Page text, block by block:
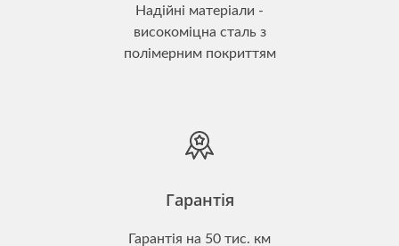
Надійні матеріали -
високоміцна сталь з
полімерним покриттям
Гарантія
Гарантія на 50 тис. км